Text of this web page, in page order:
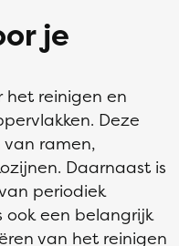
je
het reinigen en
Deze
ramen,
Daarnaast is
periodiek
ook een belangrijk
van het reinigen